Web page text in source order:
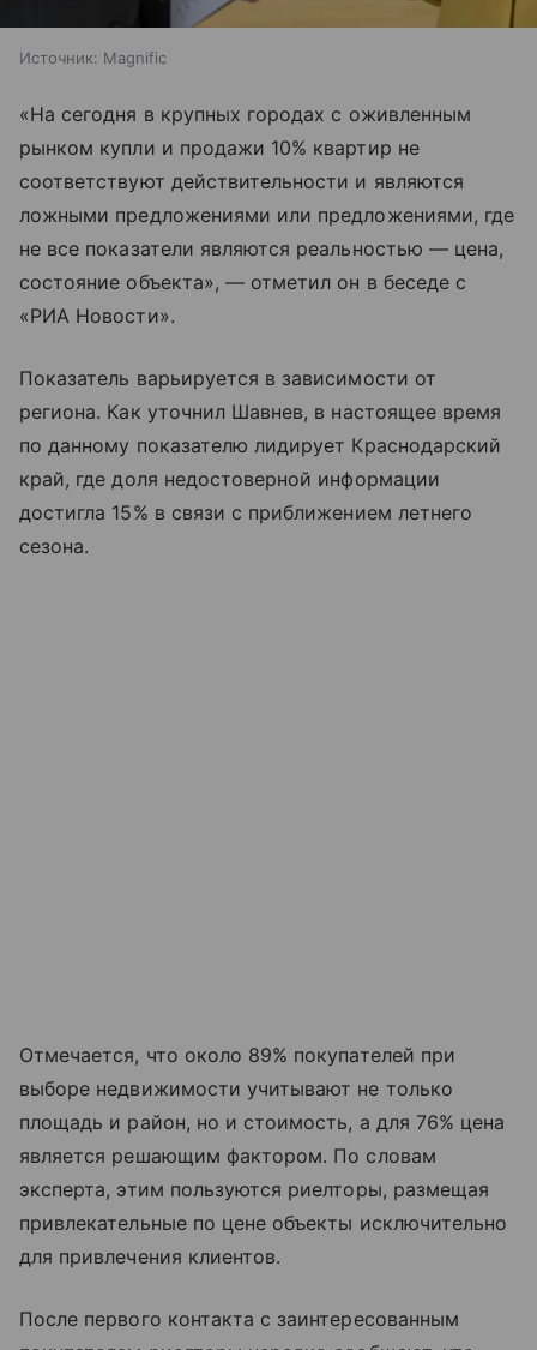
Источник: Magnific
«На сегодня в крупных городах с оживленным
рынком купли и продажи 10% квартир не
соответствуют действительности и являются
ложными предложениями или предложениями, где
не все показатели являются реальностью — цена,
состояние объекта», — отметил он в беседе с
«РИА Новости».
Показатель варьируется в зависимости от
региона. Как уточнил Шавнев, в настоящее время
по данному показателю лидирует Краснодарский
край, где доля недостоверной информации
достигла 15% в связи с приближением летнего
сезона.
Отмечается, что около 89% покупателей при
выборе недвижимости учитывают не только
площадь и район, но и стоимость, а для 76% цена
является решающим фактором. По словам
эксперта, этим пользуются риелторы, размещая
привлекательные по цене объекты исключительно
для привлечения клиентов.
После первого контакта с заинтересованным